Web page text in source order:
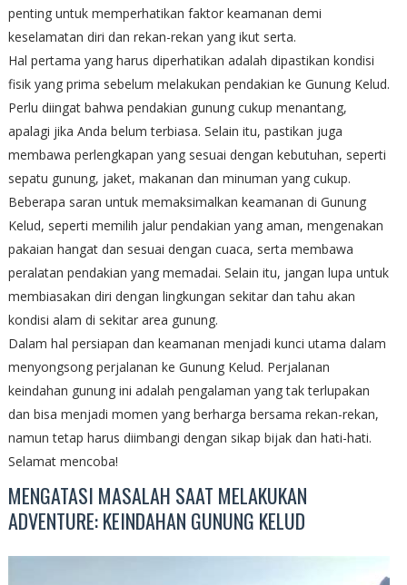
penting untuk memperhatikan faktor keamanan demi
keselamatan diri dan rekan-rekan yang ikut serta.
Hal pertama yang harus diperhatikan adalah dipastikan kondisi
fisik yang prima sebelum melakukan pendakian ke Gunung Kelud.
Perlu diingat bahwa pendakian gunung cukup menantang,
apalagi jika Anda belum terbiasa. Selain itu, pastikan juga
membawa perlengkapan yang sesuai dengan kebutuhan, seperti
sepatu gunung, jaket, makanan dan minuman yang cukup.
Beberapa saran untuk memaksimalkan keamanan di Gunung
Kelud, seperti memilih jalur pendakian yang aman, mengenakan
pakaian hangat dan sesuai dengan cuaca, serta membawa
peralatan pendakian yang memadai. Selain itu, jangan lupa untuk
membiasakan diri dengan lingkungan sekitar dan tahu akan
kondisi alam di sekitar area gunung.
Dalam hal persiapan dan keamanan menjadi kunci utama dalam
menyongsong perjalanan ke Gunung Kelud. Perjalanan
keindahan gunung ini adalah pengalaman yang tak terlupakan
dan bisa menjadi momen yang berharga bersama rekan-rekan,
namun tetap harus diimbangi dengan sikap bijak dan hati-hati.
Selamat mencoba!
MENGATASI MASALAH SAAT MELAKUKAN
ADVENTURE: KEINDAHAN GUNUNG KELUD